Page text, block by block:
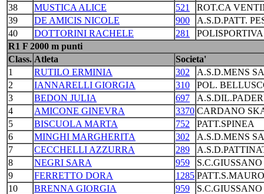
38
MUSTICA ALICE 521
ROT.CA
39
DE AMICIS NICOLE 900
A.S.D.PATT.
40
DOTTORINI RACHELE 281
R1 F 2000 m punti
Class. Atleta
Societa'
1
RUTILO ERMINIA 302
A.S.D.MENS
2
IANNARELLI GIORGIA 310
POL.
3
BEDON JULIA 697
4
AMICONE GINEVRA 3370 CARDANO
5
BISCUOLA MARTA 752
PATT.SPINEA
6
MINGHI MARGHERITA 302
A.S.D.MENS
7
CECCHELLI AZZURRA 289
8
NEGRI SARA 959
S.C.GIUSSANO
9
FERRETTO DORA 1285
10
BRENNA GIORGIA 959
S.C.GIUSSANO